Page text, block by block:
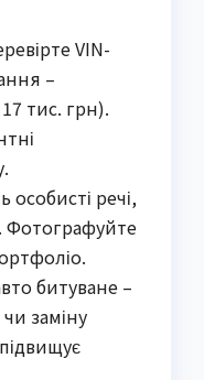
VIN-
–
тис. грн).
особисті речі,
Фотографуйте
битуване –
заміну